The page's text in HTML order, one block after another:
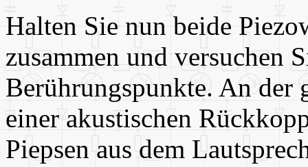
Halten Sie nun beide
zusammen und versuchen
Berührungspunkte. An der
einer akustischen
Piepsen aus dem